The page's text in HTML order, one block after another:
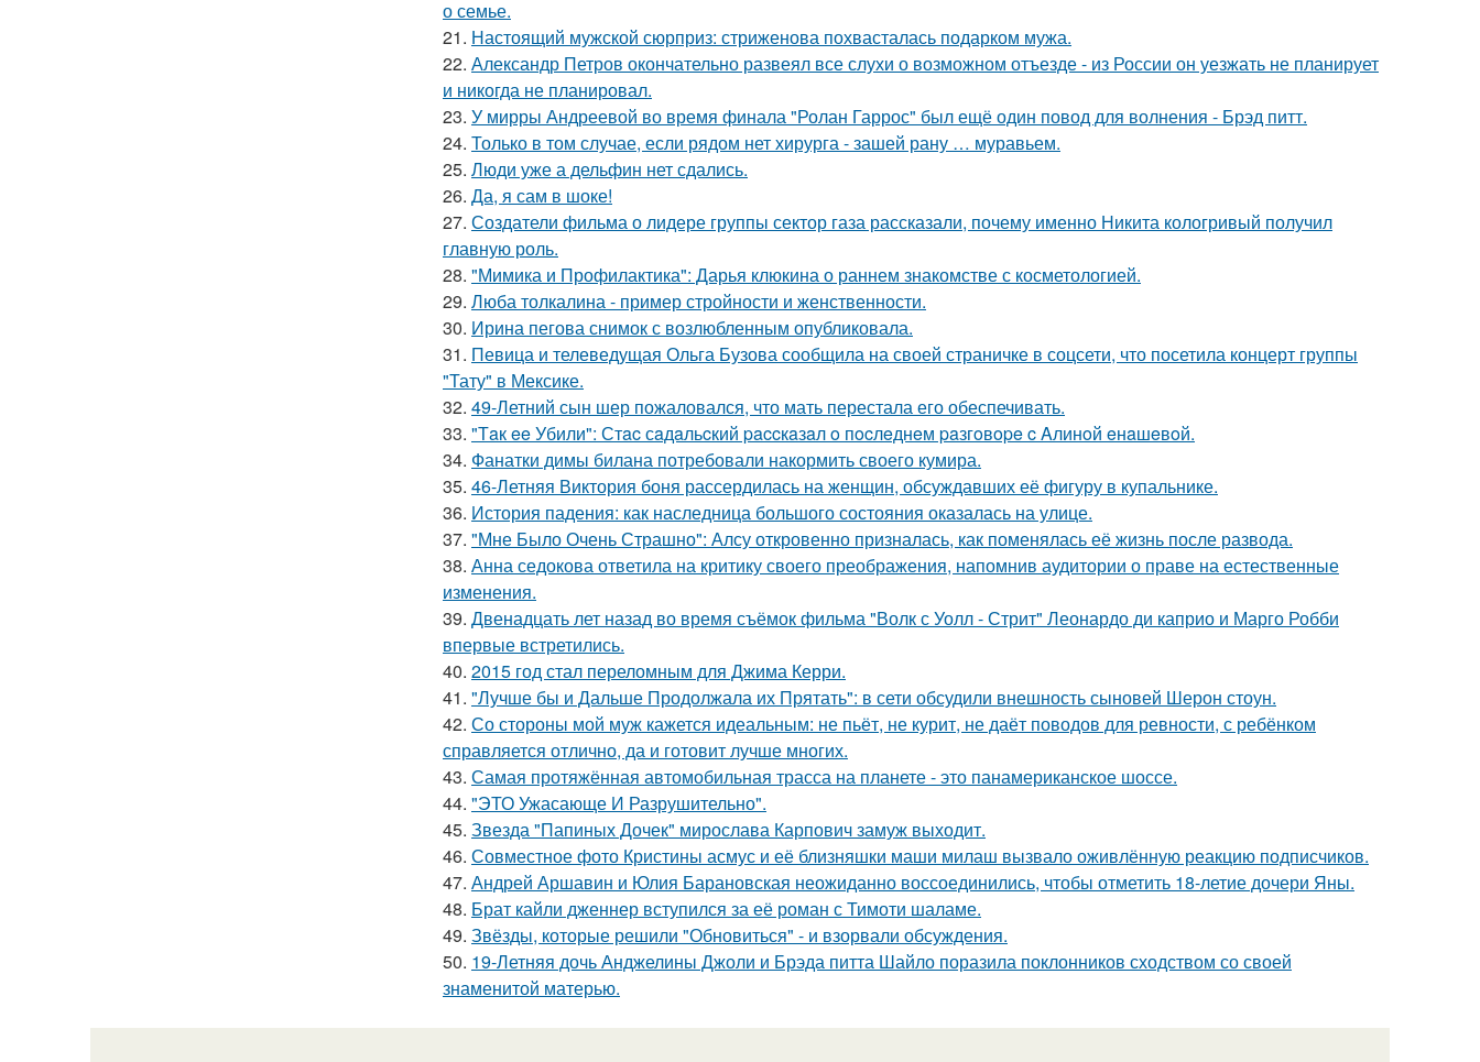
о семье.
21. Настоящий мужской сюрприз: стриженова похвасталась подарком мужа.
22. Александр Петров окончательно развеял все слухи о возможном отъезде - из России он уезжать не планирует
и никогда не планировал.
23. У мирры Андреевой во время финала "Ролан Гаррос" был ещё один повод для волнения - Брэд питт.
24. Только в том случае, если рядом нет хирурга - зашей рану … муравьем.
25. Люди уже а дельфин нет сдались.
26. Да, я сам в шоке!
27. Создатели фильма о лидере группы сектор газа рассказали, почему именно Никита кологривый получил
главную роль.
28. "Мимика и Профилактика": Дарья клюкина о раннем знакомстве с косметологией.
29. Люба толкалина - пример стройности и женственности.
30. Ирина пегова снимок с возлюбленным опубликовала.
31. Певица и телеведущая Ольга Бузова сообщила на своей страничке в соцсети, что посетила концерт группы
"Тату" в Мексике.
32. 49-Летний сын шер пожаловался, что мать перестала его обеспечивать.
33. "Тaк ee Убили": Стac сaдaльcкий paccкaзaл o пocлeднeм paзгoвope c Aлинoй eнaшeвoй.
34. Фанатки димы билана потребовали накормить своего кумира.
35. 46-Летняя Виктория боня рассердилась на женщин, обсуждавших её фигуру в купальнике.
36. История падения: как наследница большого состояния оказалась на улице.
37. "Мне Было Очень Страшно": Алсу откровенно призналась, как поменялась её жизнь после развода.
38. Анна седокова ответила на критику своего преображения, напомнив аудитории о праве на естественные
изменения.
39. Двенадцать лет назад во время съёмок фильма "Волк с Уолл - Стрит" Леонардо ди каприо и Марго Робби
впервые встретились.
40. 2015 год стал переломным для Джима Керри.
41. "Лучше бы и Дальше Продолжала их Прятать": в сети обсудили внешность сыновей Шерон стоун.
42. Со стороны мой муж кажется идеальным: не пьёт, не курит, не даёт поводов для ревности, с ребёнком
справляется отлично, да и готовит лучше многих.
43. Самая протяжённая автомобильная трасса на планете - это панамериканское шоссе.
44. "ЭТО Ужасающе И Разрушительно".
45. Звезда "Папиных Дочек" мирослава Карпович замуж выходит.
46. Совместное фото Кристины асмус и её близняшки маши милаш вызвало оживлённую реакцию подписчиков.
47. Андрей Аршавин и Юлия Барановская неожиданно воссоединились, чтобы отметить 18-летие дочери Яны.
48. Брат кайли дженнер вступился за её роман с Тимоти шаламе.
49. Звёзды, которые решили "Обновиться" - и взорвали обсуждения.
50. 19-Летняя дочь Анджелины Джоли и Брэда питта Шайло поразила поклонников сходством со своей
знаменитой матерью.